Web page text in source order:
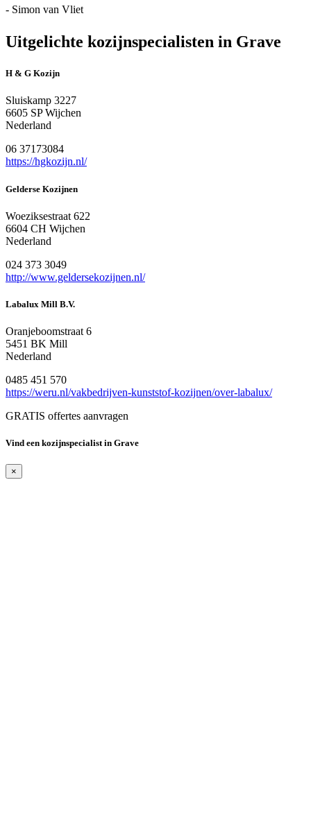
- Simon van Vliet
Uitgelichte kozijnspecialisten in Grave
H & G Kozijn
Sluiskamp 3227
6605 SP Wijchen
Nederland
06 37173084
https://hgkozijn.nl/
Gelderse Kozijnen
Woeziksestraat 622
6604 CH Wijchen
Nederland
024 373 3049
http://www.geldersekozijnen.nl/
Labalux Mill B.V.
Oranjeboomstraat 6
5451 BK Mill
Nederland
0485 451 570
https://weru.nl/vakbedrijven-kunststof-kozijnen/over-labalux/
GRATIS offertes aanvragen
Vind een kozijnspecialist in Grave
×